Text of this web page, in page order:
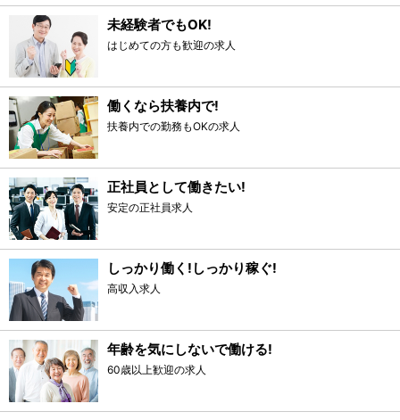
未経験者でもOK!
はじめての方も歓迎の求人
働くなら扶養内で!
扶養内での勤務もOKの求人
正社員として働きたい!
安定の正社員求人
しっかり働く!しっかり稼ぐ!
高収入求人
年齢を気にしないで働ける!
60歳以上歓迎の求人